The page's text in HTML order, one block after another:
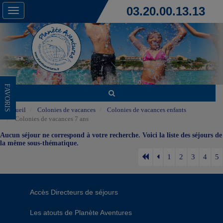
Toggle
navigation
03.20.00.13.13
FAVORIS
Accueil Colonies de vacances
Colonies de vacances enfants
Colonies de vacances 7 ans
Aucun séjour ne correspond à votre recherche. Voici la liste des séjours de
la même sous-thématique.
1 2 3 4 5
Accès Directeurs de séjours
Les atouts de Planète Aventures